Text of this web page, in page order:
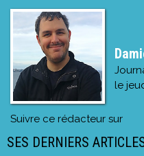
le
Suivre ce rédacteur sur
SES DERNIERS